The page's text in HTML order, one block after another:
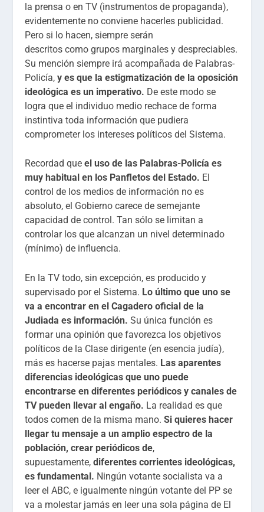
la prensa o en TV (instrumentos de propaganda),
evidentemente no conviene hacerles publicidad.
Pero si lo hacen, siempre serán
descritos como grupos marginales y despreciables.
Su mención siempre irá acompañada de Palabras-
Policía,y es que la estigmatización de la oposición
ideológica es un imperativo. De este modo se
logra que el individuo medio rechace de forma
instintiva toda información que pudiera
comprometer los intereses políticos del Sistema.
Recordad queel uso de las Palabras-Policía es
muy habitual en los Panfletos del Estado. El
control de los medios de información no es
absoluto, el Gobierno carece de semejante
capacidad de control. Tan sólo se limitan a
controlar los que alcanzan un nivel determinado
(mínimo) de influencia.
En la TV todo, sin excepción, es producido y
supervisado por el Sistema. Lo último que uno se
va a encontrar en el Cagadero oficial de la
Judiada es información. Su única función es
formar una opinión que favorezca los objetivos
políticos de la Clase dirigente (en esencia judía),
más es hacerse pajas mentales. Las aparentes
diferencias ideológicas que uno puede
encontrarse en diferentes periódicos y canales de
TV pueden llevar al engaño. La realidad es que
todos comen de la misma mano.Si quieres hacer
llegar tu mensaje a un amplio espectro de la
población, crear periódicos de,
supuestamente,diferentes corrientes ideológicas,
es fundamental. Ningún votante socialista va a
leer el ABC, e igualmente ningún votante del PP se
va a molestar jamás en leer una sola página de El